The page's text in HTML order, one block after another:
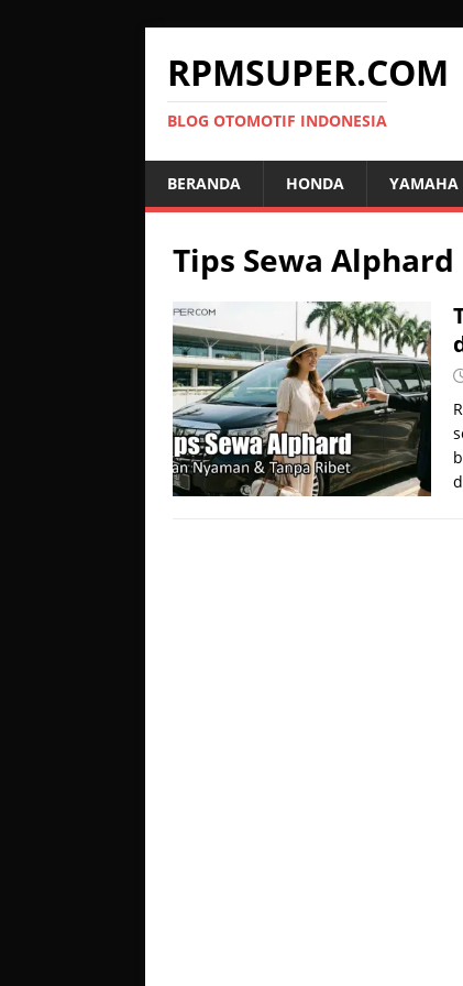
RPMSUPER.COM
BLOG OTOMOTIF INDONESIA
BERANDA HONDA YAMAHA
Tips Sewa Alphard